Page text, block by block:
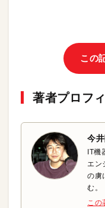
この
著者プロフ
今
IT機
エン
の虜
む。
この